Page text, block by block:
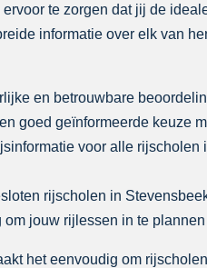
te zorgen dat jij de
informatie over elk van
en betrouwbare
goed geïnformeerde keuze
voor alle
rijscholen in
jouw rijlessen in te
het eenvoudig om